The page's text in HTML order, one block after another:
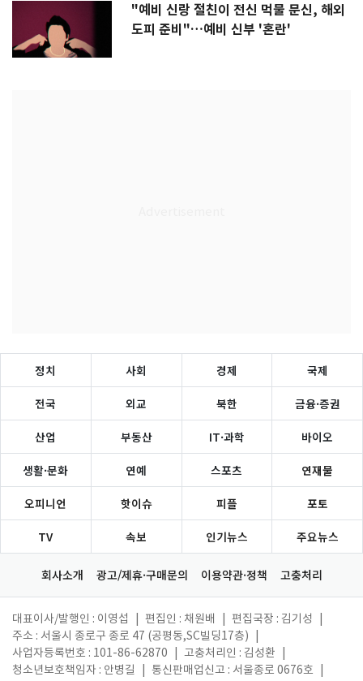
"예비 신랑 절친이 전신 먹물 문신, 해외
도피 준비"…예비 신부 '혼란'
정치 사회 경제 국제
전국 외교 북한 금융·증권
산업 부동산 IT·과학 바이오
생활·문화 연예 스포츠 연재물
오피니언 핫이슈 피플 포토
TV 속보 인기뉴스 주요뉴스
회사소개 광고/제휴·구매문의 이용약관·정책 고충처리
대표이사/발행인 : 이영섭 편집인 : 채원배 편집국장 : 김기성
주소 : 서울시 종로구 종로 47 (공평동,SC빌딩17층)
사업자등록번호 : 101-86-62870
고충처리인 : 김성환
청소년보호책임자 : 안병길
통신판매업신고 : 서울종로 0676호